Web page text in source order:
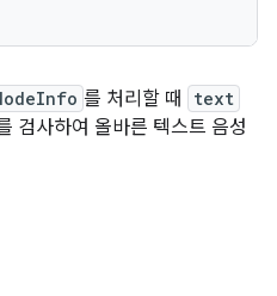
를 처리할 때 text
검사하여 올바른 텍스트 음성